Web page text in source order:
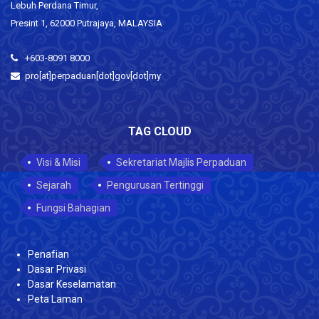
Lebuh Perdana Timur,
Presint 1, 62000 Putrajaya, MALAYSIA
+603-8091 8000
pro[at]perpaduan[dot]gov[dot]my
TAG CLOUD
Visi & Misi
Sekretariat Majlis Perpaduan
Sejarah
Pengurusan Tertinggi
Fungsi Bahagian
Penafian
Dasar Privasi
Dasar Keselamatan
Peta Laman